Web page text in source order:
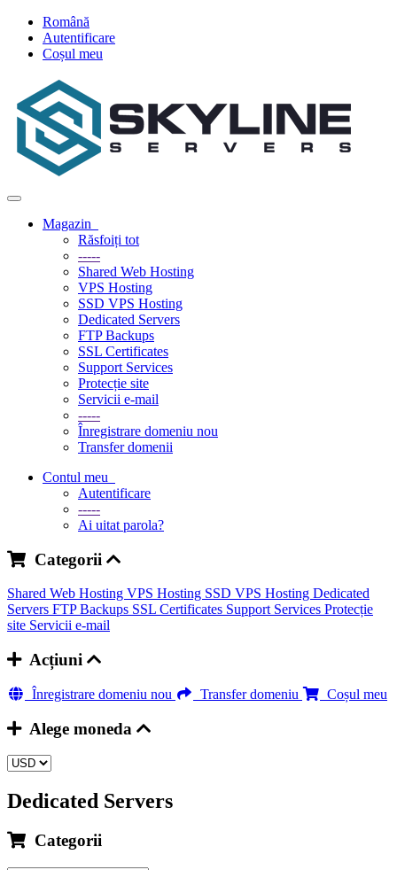
Română
Autentificare
Coșul meu
Navigare
ToggleMagazin
Răsfoiți tot
-----
Shared Web Hosting
VPS Hosting
SSD VPS Hosting
Dedicated Servers
FTP Backups
SSL Certificates
Support Services
Protecție site
Servicii e-mail
-----
Înregistrare domeniu nou
Transfer domenii
Contul meu
Autentificare
-----
Ai uitat parola?
Categorii
Shared Web Hosting VPS Hosting SSD VPS Hosting Dedicated
Servers FTP Backups SSL Certificates Support Services Protecție
site Servicii e-mail
Acțiuni
Înregistrare domeniu nou Transfer domeniu Coșul meu
Alege moneda
Dedicated Servers
Categorii